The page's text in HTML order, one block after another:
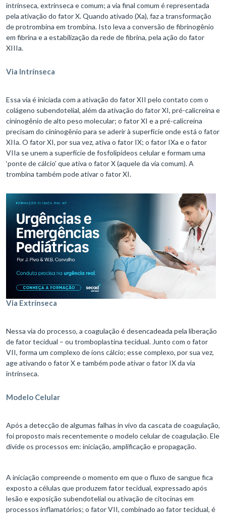
intrínseca, extrínseca e comum; a via final comum é representada
pela ativação do fator X. Quando ativado (Xa), faz a transformação
de protrombina em trombina. Isto leva a conversão de fibrinogênio
em fibrina e a estabilização da rede de fibrina, pela ação do fator
XIIIa.
Via Intrínseca
Essa via é iniciada com a ativação do fator XII pelo contato com o
colágeno subendotelial, além da ativação do fator XI, pré-calicreína e
cininogênio de alto peso molecular; o fator XI e a pré-calicreína
precisam do cininogênio para se aderir à superfície onde está o fator
XIIa. O fator XI, por sua vez, ativa o fator IX; o fator IXa e o fator
VIIa se unem a superfície de fosfolipídeos celular e formam uma
‘ponte de cálcio’ que ativa o fator X (aquele da via comum). A
trombina também pode ativar o fator XI.
Via Extrínseca
Nessa via do processo, a coagulação é desencadeada pela liberação
de fator tecidual – ou tromboplastina tecidual. Junto com o fator
VII, forma um complexo de íons cálcio; esse complexo, por sua vez,
age ativando o fator X e também pode ativar o fator IX da via
intrínseca.
Modelo Celular
Após a detecção de algumas falhas in vivo da cascata de coagulação,
foi proposto mais recentemente o modelo celular de coagulação. Ele
divide os processos em: iniciação, amplificação e propagação.
A iniciação compreende o momento em que o fluxo de sangue fica
exposto a células que produzem fator tecidual, expressado após
lesão e exposição subendotelial ou ativação de citocinas em
processos inflamatórios; o fator VII, combinado ao fator tecidual, é